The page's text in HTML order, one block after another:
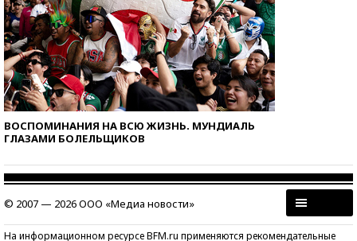
ВОСПОМИНАНИЯ НА ВСЮ ЖИЗНЬ. МУНДИАЛЬ
ГЛАЗАМИ БОЛЕЛЬЩИКОВ
© 2007 — 2026 ООО «Медиа новости»
На информационном ресурсе BFM.ru применяются рекомендательные